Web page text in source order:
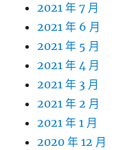
2021 年 7 月
2021 年 6 月
2021 年 5 月
2021 年 4 月
2021 年 3 月
2021 年 2 月
2021 年 1 月
2020 年 12 月